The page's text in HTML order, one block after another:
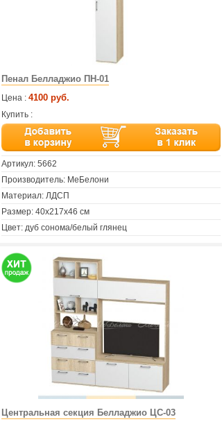
Пенал Белладжио ПН-01
Цена : 4100 руб.
Купить :
Артикул: 5662
Производитель: МеБелони
Материал: ЛДСП
Размер: 40х217х46 см
Цвет: дуб сонома/белый глянец
Центральная секция Белладжио ЦС-03